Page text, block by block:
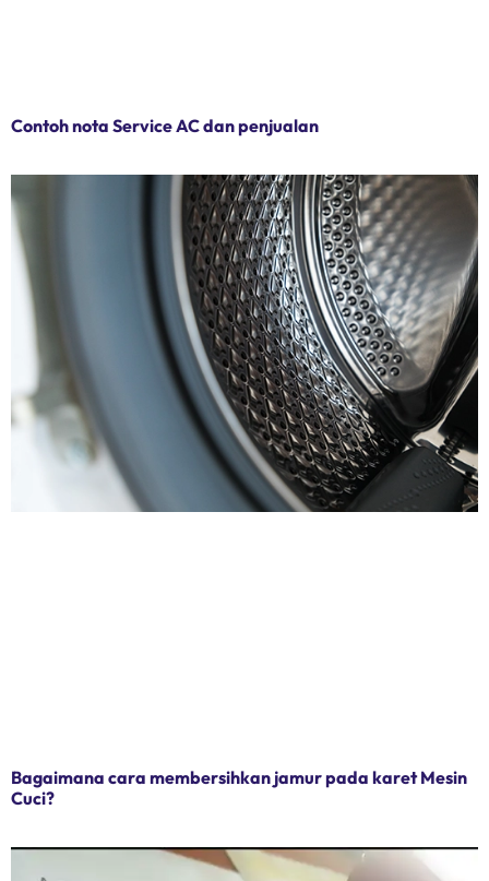
Contoh nota Service AC dan penjualan
Bagaimana cara membersihkan jamur pada karet Mesin
Cuci?